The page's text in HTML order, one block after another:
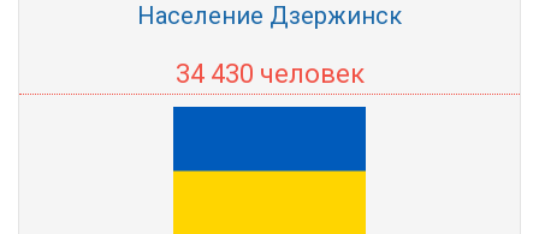
Население Дзержинск
34 430 человек